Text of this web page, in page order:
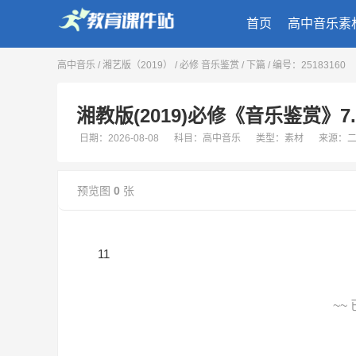
首页 高中音乐素
高中音乐 / 湘艺版（2019） / 必修 音乐鉴赏 / 下篇 / 编号：25183160
湘教版(2019)必修《音乐鉴赏》
日期：2026-08-08 科目：高中音乐 类型：素材 来源：
预览图 0 张
11
~~